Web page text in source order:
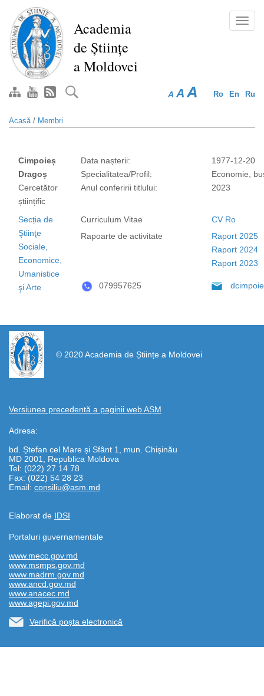
conţinutul
principal
Academia
de Științe
a Moldovei
Ro En Ru
A A A
Acasă/ Membri
Cimpoieș
Dragoș
Cercetător
științific
Data nașterii:
Specialitatea/Profil:
Anul conferirii titlului:
1977-12-20
Economie,
2023
Secția de
Ştiinţe
Sociale,
Economice,
Umanistice
şi Arte
Curriculum Vitae
Rapoarte de activitate
CV Ro
Raport 2025
Raport 2024
Raport 2023
079957625
© 2020 Academia de Științe a Moldovei
Versiunea precedentă a paginii web AȘM
Adresa:
bd. Ștefan cel Mare și Sfânt 1, mun. Chișinău
MD 2001, Republica Moldova
Tel: (022) 27 14 78
Fax: (022) 54 28 23
Email: consiliu@asm.md
Elaborat de IDSI
https://propletenie.ru/
Portaluri guvernamentale
www.mecc.gov.md
www.msmps.gov.md
www.madrm.gov.md
www.ancd.gov.md
www.anacec.md
www.agepi.gov.md
Verifică poșta electronică